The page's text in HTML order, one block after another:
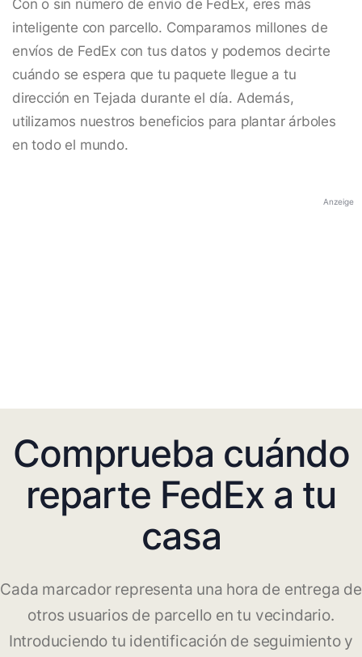
Con o sin número de envío de FedEx, eres más
inteligente con parcello. Comparamos millones de
envíos de FedEx con tus datos y podemos decirte
cuándo se espera que tu paquete llegue a tu
dirección en Tejada durante el día. Además,
utilizamos nuestros beneficios para plantar árboles
en todo el mundo.
Anzeige
Comprueba cuándo
reparte FedEx a tu
casa
Cada marcador representa una hora de entrega de
otros usuarios de parcello en tu vecindario.
Introduciendo tu identificación de seguimiento y